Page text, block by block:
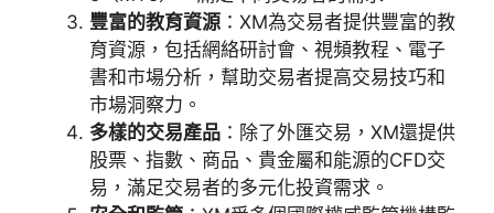
豐富的教育資源 ：XM為交易者提供豐富的教
育資源，包括網絡研討會、視頻教程、電子
書和市場分析，幫助交易者提高交易技巧和
市場洞察力。
多樣的交易產品 ：除了外匯交易，XM還提供
股票、指數、商品、貴金屬和能源的CFD交
易，滿足交易者的多元化投資需求。